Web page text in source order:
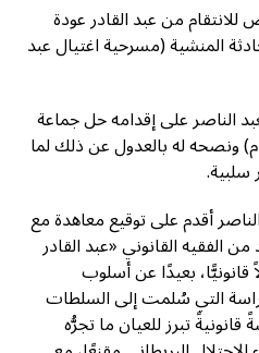
للانتقام من عبد القادر عودة
المنشية (مسرحية اغتيال عبد
الناصر على إقدامه حل جماعة
الإخوان المسلمين سنة (١٩٥٤م) ونصحه له بالعدول عن ذلك لما
أقدم على توقيع معاهدة مع
الفقيه القانوني «عبد القادر
قانونيًّا، بعيدًا عن أسلوب
التي سُلمت إلى السلطات
تبرز للعيان ما تجرُّه